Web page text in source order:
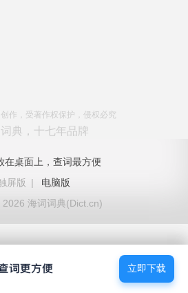
作，受著作权保护，侵权必究
典，十七年品牌
在桌面上，查词最方便
屏版
|
电脑版
海词词典(Dict.cn)
立即下载
立即下载